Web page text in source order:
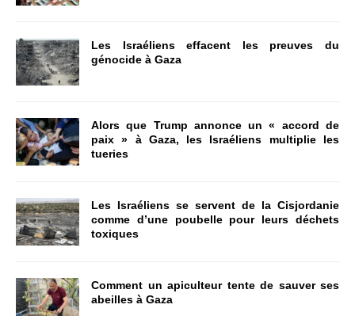
Les Israéliens effacent les preuves du
génocide à Gaza
Alors que Trump annonce un « accord de
paix » à Gaza, les Israéliens multiplie les
tueries
Les Israéliens se servent de la Cisjordanie
comme d’une poubelle pour leurs déchets
toxiques
Comment un apiculteur tente de sauver ses
abeilles à Gaza